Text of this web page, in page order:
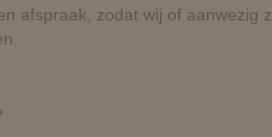
afspraak, zodat wij of aanwezig